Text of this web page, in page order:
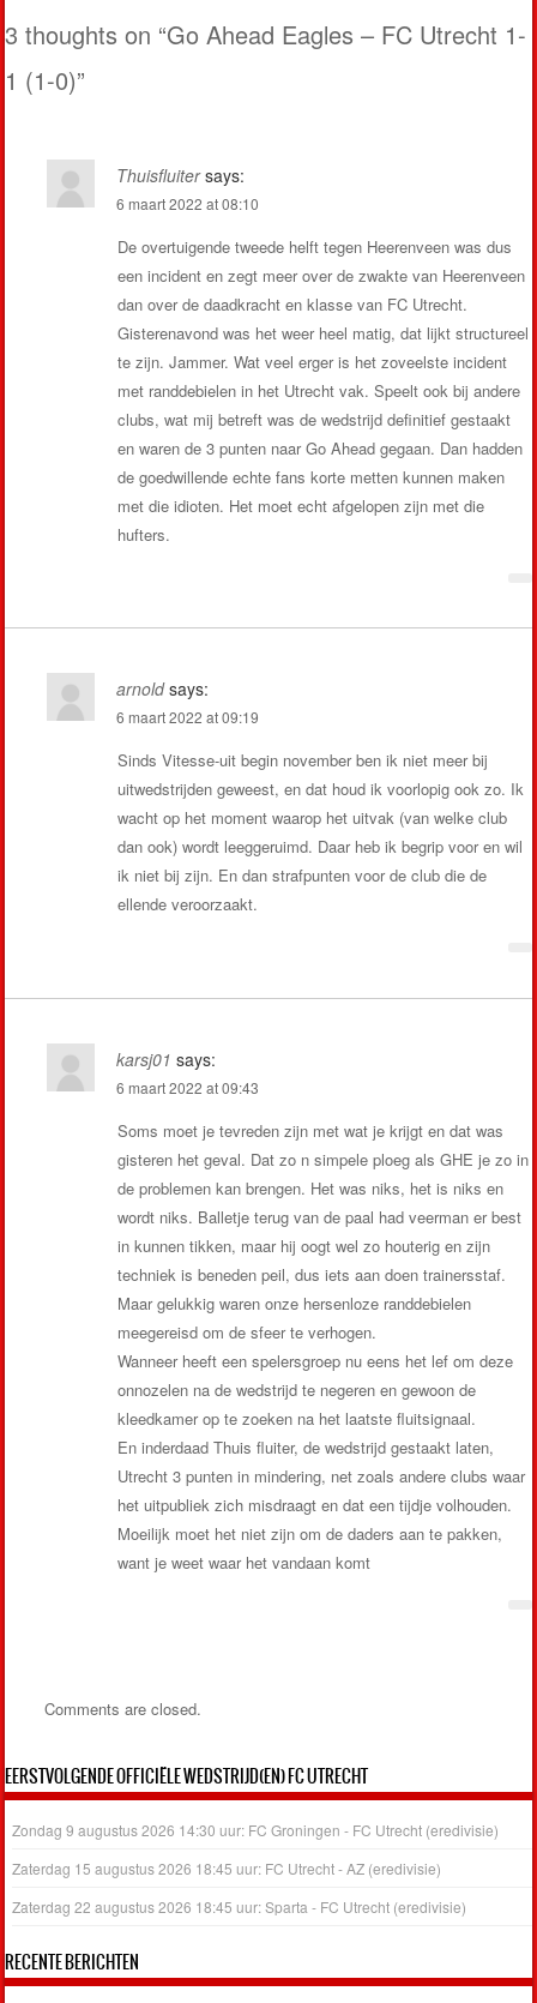
3 thoughts on “Go Ahead Eagles – FC Utrecht 1-
1 (1-0)”
Thuisfluiter says:
6 maart 2022 at 08:10
De overtuigende tweede helft tegen Heerenveen was dus
een incident en zegt meer over de zwakte van Heerenveen
dan over de daadkracht en klasse van FC Utrecht.
Gisterenavond was het weer heel matig, dat lijkt structureel
te zijn. Jammer. Wat veel erger is het zoveelste incident
met randdebielen in het Utrecht vak. Speelt ook bij andere
clubs, wat mij betreft was de wedstrijd definitief gestaakt
en waren de 3 punten naar Go Ahead gegaan. Dan hadden
de goedwillende echte fans korte metten kunnen maken
met die idioten. Het moet echt afgelopen zijn met die
hufters.
arnold says:
6 maart 2022 at 09:19
Sinds Vitesse-uit begin november ben ik niet meer bij
uitwedstrijden geweest, en dat houd ik voorlopig ook zo. Ik
wacht op het moment waarop het uitvak (van welke club
dan ook) wordt leeggeruimd. Daar heb ik begrip voor en wil
ik niet bij zijn. En dan strafpunten voor de club die de
ellende veroorzaakt.
karsj01 says:
6 maart 2022 at 09:43
Soms moet je tevreden zijn met wat je krijgt en dat was
gisteren het geval. Dat zo n simpele ploeg als GHE je zo in
de problemen kan brengen. Het was niks, het is niks en
wordt niks. Balletje terug van de paal had veerman er best
in kunnen tikken, maar hij oogt wel zo houterig en zijn
techniek is beneden peil, dus iets aan doen trainersstaf.
Maar gelukkig waren onze hersenloze randdebielen
meegereisd om de sfeer te verhogen.
Wanneer heeft een spelersgroep nu eens het lef om deze
onnozelen na de wedstrijd te negeren en gewoon de
kleedkamer op te zoeken na het laatste fluitsignaal.
En inderdaad Thuis fluiter, de wedstrijd gestaakt laten,
Utrecht 3 punten in mindering, net zoals andere clubs waar
het uitpubliek zich misdraagt en dat een tijdje volhouden.
Moeilijk moet het niet zijn om de daders aan te pakken,
want je weet waar het vandaan komt
Comments are closed.
EERSTVOLGENDE OFFICIËLE WEDSTRIJD(EN) FC UTRECHT
Zondag 9 augustus 2026 14:30 uur: FC Groningen - FC Utrecht (eredivisie)
Zaterdag 15 augustus 2026 18:45 uur: FC Utrecht - AZ (eredivisie)
Zaterdag 22 augustus 2026 18:45 uur: Sparta - FC Utrecht (eredivisie)
RECENTE BERICHTEN